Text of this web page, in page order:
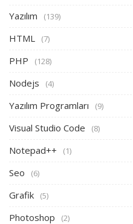
Yazılım (139)
HTML (7)
PHP (128)
Nodejs (4)
Yazılım Programları (9)
Visual Studio Code (8)
Notepad++ (1)
Seo (6)
Grafik (5)
Photoshop (2)